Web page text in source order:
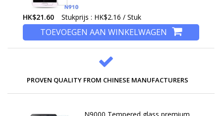
HK$21.60 Stukprijs : HK$2.16 / Stuk
TOEVOEGEN AAN WINKELWAGEN
PROVEN QUALITY FROM CHINESE MANUFACTURERS
N9000 Tempered glass premium